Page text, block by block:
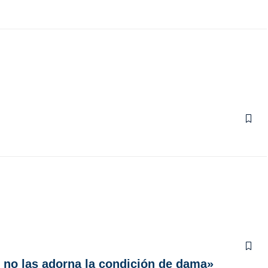
las adorna la condición de dama»